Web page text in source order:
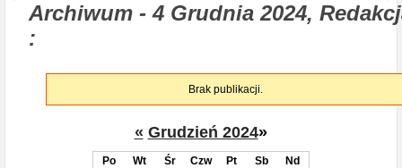
Archiwum - 4 Grudnia 2024,
:
Brak publikacji.
« Grudzień 2024»
Po Wt Śr Czw Pt Sb
Nd